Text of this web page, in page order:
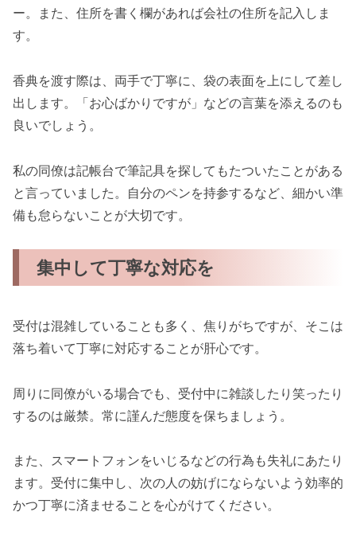
ー。また、住所を書く欄があれば会社の住所を記入しま
す。
香典を渡す際は、両手で丁寧に、袋の表面を上にして差し
出します。「お心ばかりですが」などの言葉を添えるのも
良いでしょう。
私の同僚は記帳台で筆記具を探してもたついたことがある
と言っていました。自分のペンを持参するなど、細かい準
備も怠らないことが大切です。
集中して丁寧な対応を
受付は混雑していることも多く、焦りがちですが、そこは
落ち着いて丁寧に対応することが肝心です。
周りに同僚がいる場合でも、受付中に雑談したり笑ったり
するのは厳禁。常に謹んだ態度を保ちましょう。
また、スマートフォンをいじるなどの行為も失礼にあたり
ます。受付に集中し、次の人の妨げにならないよう効率的
かつ丁寧に済ませることを心がけてください。